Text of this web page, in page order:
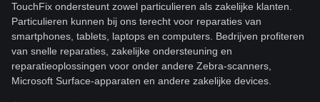
TouchFix ondersteunt zowel particulieren als zakelijke klanten.
Particulieren kunnen bij ons terecht voor reparaties van
smartphones, tablets, laptops en computers. Bedrijven profiteren
van snelle reparaties, zakelijke ondersteuning en
reparatieoplossingen voor onder andere Zebra-scanners,
Microsoft Surface-apparaten en andere zakelijke devices.